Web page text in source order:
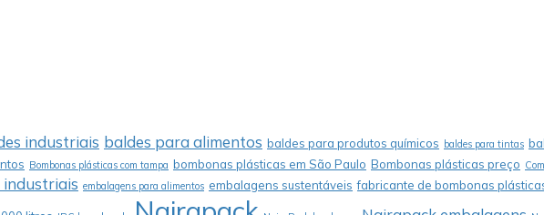
industriais baldes para alimentos baldes para produtos químicos baldes para tintas
Bombonas plásticas com tampa bombonas plásticas em São Paulo Bombonas plásticas preço
industriais embalagens para alimentos embalagens sustentáveis fabricante de bombonas